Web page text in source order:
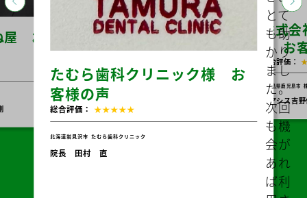
ドバ
イス
をし
ても
らい
助か
って
いま
す。
ま
株式